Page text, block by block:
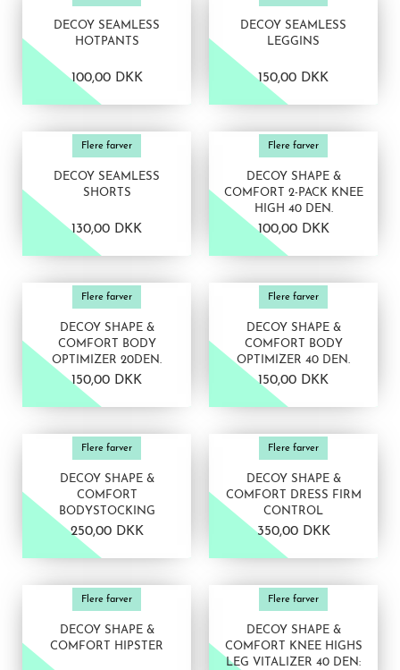
DECOY SEAMLESS
HOTPANTS
100,00 DKK
DECOY SEAMLESS
LEGGINS
150,00 DKK
Flere farver
DECOY SEAMLESS
SHORTS
130,00 DKK
Flere farver
DECOY SHAPE &
COMFORT 2-PACK KNEE
HIGH 40 DEN.
100,00 DKK
Flere farver
DECOY SHAPE &
COMFORT BODY
OPTIMIZER 20DEN.
150,00 DKK
Flere farver
DECOY SHAPE &
COMFORT BODY
OPTIMIZER 40 DEN.
150,00 DKK
Flere farver
DECOY SHAPE &
COMFORT
BODYSTOCKING
250,00 DKK
Flere farver
DECOY SHAPE &
COMFORT DRESS FIRM
CONTROL
350,00 DKK
Flere farver
DECOY SHAPE &
COMFORT HIPSTER
Flere farver
DECOY SHAPE &
COMFORT KNEE HIGHS
LEG VITALIZER 40 DEN: